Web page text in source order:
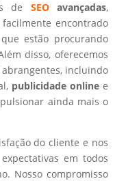
de SEOavançadas,
encontrado
estão procurando
disso, oferecemos
abrangentes, incluindo
publicidade online e
ainda mais o
do cliente e nos
em todos
Nosso compromisso